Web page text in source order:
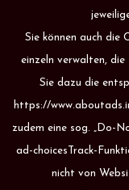
Sie können auch die
einzeln verwalten,
Sie dazu die
https://
zudem eine sog. „Do-
ad-choicesTrack-
nicht von